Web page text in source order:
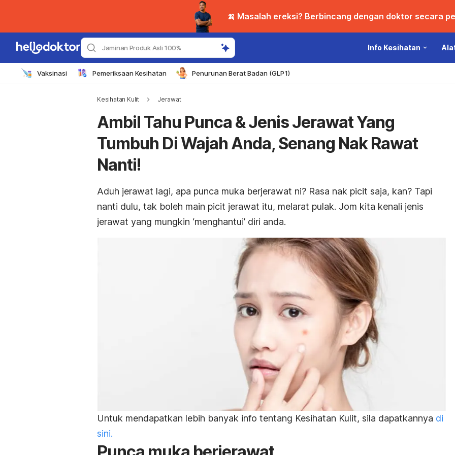
🍌 Masalah ereksi? Berbincang dengan doktor secara
Jaminan Produk Asli 100% Info Kesihatan
Vaksinasi Pemeriksaan Kesihatan Penurunan Berat Badan (GLP1)
Kesihatan Kulit Jerawat
Ambil Tahu Punca & Jenis Jerawat Yang
Tumbuh Di Wajah Anda, Senang Nak Rawat
Nanti!
Aduh jerawat lagi, apa punca muka berjerawat ni? Rasa nak picit saja, kan? Tapi
nanti dulu, tak boleh main picit jerawat itu, melarat pulak. Jom kita kenali jenis
jerawat yang mungkin ‘menghantui’ diri anda.
Untuk mendapatkan lebih banyak info tentang Kesihatan Kulit, sila dapatkannya di
sini.